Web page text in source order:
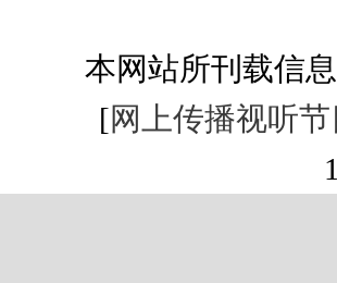
本网站所刊载信
[网上传播视听